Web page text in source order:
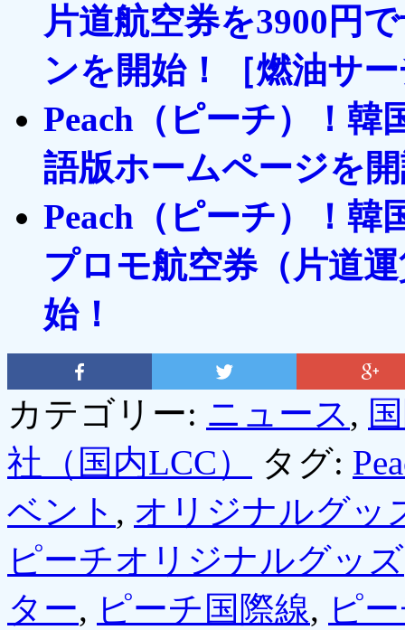
片道航空券を3900円
ンを開始！［燃油サ
Peach（ピーチ）！韓
語版ホームページを
Peach（ピーチ）！
プロモ航空券（片道
始！
カテゴリー: ニュース,
社（国内LCC）
タグ:
ベント , オリジナルグッ
ピーチオリジナルグッズ
ター, ピーチ国際線, ピ